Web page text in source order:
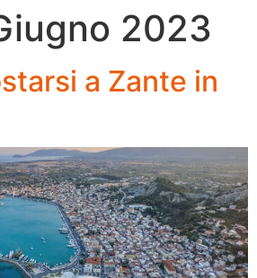
2023
a Zante in